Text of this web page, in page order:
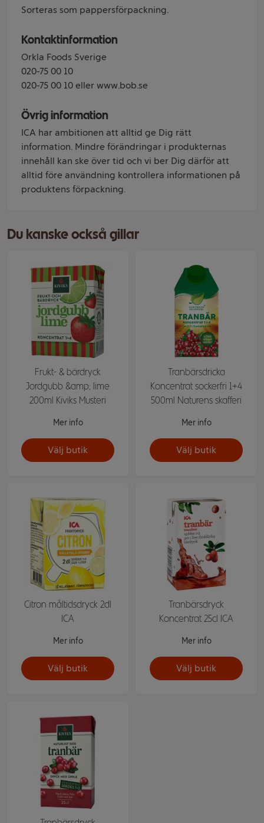
Sorteras som pappersförpackning.
Kontaktinformation
Orkla Foods Sverige
020-75 00 10
020-75 00 10 eller www.bob.se
Övrig information
ICA har ambitionen att alltid ge Dig rätt
information. Mindre förändringar i produkternas
innehåll kan ske över tid och vi ber Dig därför att
alltid före användning kontrollera informationen på
produktens förpackning.
Du kanske också gillar
Frukt- & bärdryck
Jordgubb &amp; lime
200ml Kiviks Musteri
Mer info
Välj butik
Tranbärsdricka
Koncentrat sockerfri 1+4
500ml Naturens skafferi
Mer info
Välj butik
Citron måltidsdryck 2dl
ICA
Mer info
Välj butik
Tranbärsdryck
Koncentrat 25cl ICA
Mer info
Välj butik